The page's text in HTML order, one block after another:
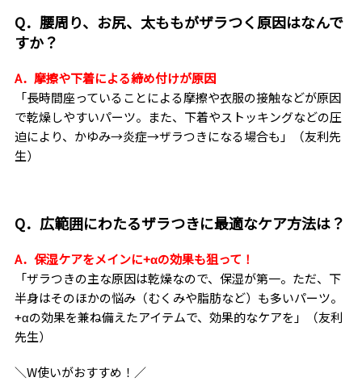
Q．腰周り、お尻、太ももがザラつく原因はなんで
すか？
A．摩擦や下着による締め付けが原因
「長時間座っていることによる摩擦や衣服の接触などが原因
で乾燥しやすいパーツ。また、下着やストッキングなどの圧
迫により、かゆみ→炎症→ザラつきになる場合も」（友利先
生）
Q．広範囲にわたるザラつきに最適なケア方法は？
A．保湿ケアをメインに+αの効果も狙って！
「ザラつきの主な原因は乾燥なので、保湿が第一。ただ、下
半身はそのほかの悩み（むくみや脂肪など）も多いパーツ。
+αの効果を兼ね備えたアイテムで、効果的なケアを」（友利
先生）
＼W使いがおすすめ！／